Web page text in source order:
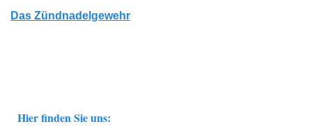
Das Zündnadelgewehr
Hier finden Sie uns: